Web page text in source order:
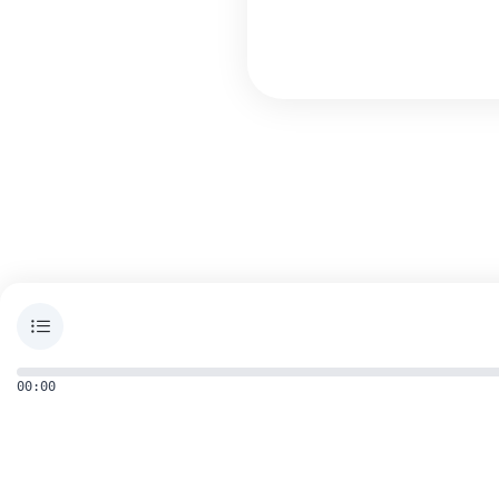
00:00